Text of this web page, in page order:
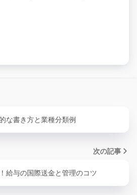
な書き方と業種分類例
次の記事
給与の国際送金と管理のコツ